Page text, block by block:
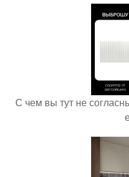
С чем вы тут не